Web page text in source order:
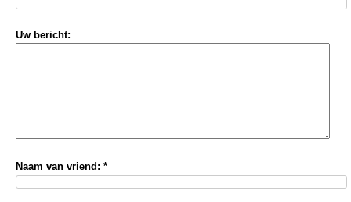
Uw bericht:
Naam van vriend: *